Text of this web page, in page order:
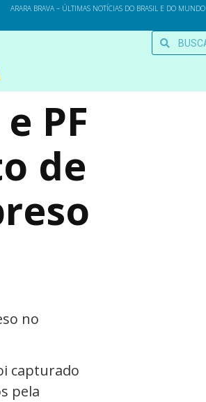
ARARA BRAVA – ÚLTIMAS NOTÍCIAS DO BRASIL E DO MUNDO
PF
de
no
capturado
pela